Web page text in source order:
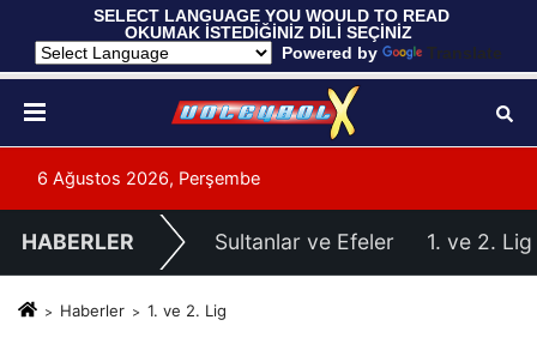
SELECT LANGUAGE YOU WOULD TO READ
OKUMAK İSTEDİĞİNİZ DİLİ SEÇİNİZ
Powered by
Translate
6 Ağustos 2026, Perşembe
HABERLER Sultanlar ve Efeler 1. ve 2. Lig
Haberler 1. ve 2. Lig